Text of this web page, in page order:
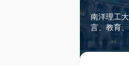
南洋理工
言、教育
请，精准
势，“严谨